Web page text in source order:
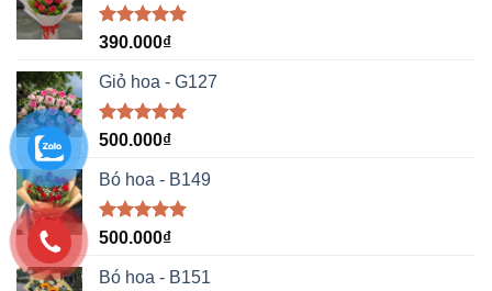
Được xếp
5 sao
390.000₫
Giỏ hoa - G127
Được xếp
5 sao
500.000₫
Bó hoa - B149
Được xếp
5 sao
500.000₫
Bó hoa - B151